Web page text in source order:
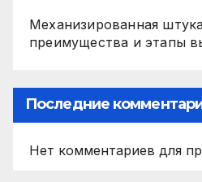
Механизированная
преимущества и этапы
Последние
Нет комментариев для